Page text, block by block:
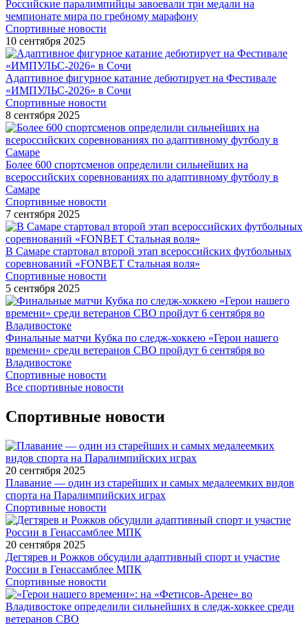
Российские паралимпийцы завоевали три медали на
чемпионате мира по гребному марафону
Спортивные новости
10 сентября 2025
Адаптивное фигурное катание дебютирует на Фестивале
«ИМПУЛЬС-2026» в Сочи
Спортивные новости
8 сентября 2025
Более 600 спортсменов определили сильнейших на
всероссийских соревнованиях по адаптивному футболу в
Самаре
Спортивные новости
7 сентября 2025
В Самаре стартовал второй этап всероссийских футбольных
соревнований «FONBET Стальная воля»
Спортивные новости
5 сентября 2025
Финальные матчи Кубка по следж-хоккею «Герои нашего
времени» среди ветеранов СВО пройдут 6 сентября во
Владивостоке
Спортивные новости
Все спортивные новости
Спортивные новости
20 сентября 2025
Плавание — один из старейших и самых медалеемких видов
спорта на Паралимпийских играх
Спортивные новости
20 сентября 2025
Дегтярев и Рожков обсудили адаптивный спорт и участие
России в Генассамблее МПК
Спортивные новости